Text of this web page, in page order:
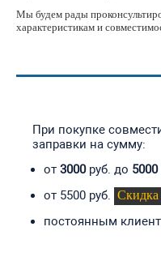
Мы будем рады
характеристикам и
При покупке
заправки на сумму:
от 3000руб. до 5000
от 5500 руб. Скидка
постоянным